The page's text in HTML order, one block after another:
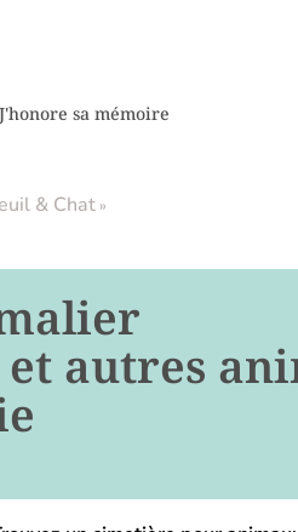
J'honore sa mémoire
& Chat »
autres